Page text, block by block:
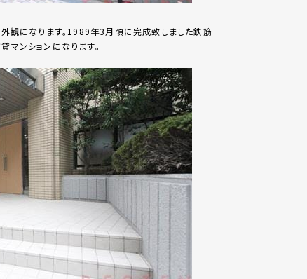
外観になります。1989年3月頃に完成致しました鉄筋
マンションになります。